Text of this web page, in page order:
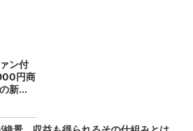
ン付
円商
新...